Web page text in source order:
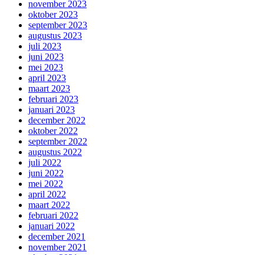
november 2023
oktober 2023
september 2023
augustus 2023
juli 2023
juni 2023
mei 2023
april 2023
maart 2023
februari 2023
januari 2023
december 2022
oktober 2022
september 2022
augustus 2022
juli 2022
juni 2022
mei 2022
april 2022
maart 2022
februari 2022
januari 2022
december 2021
november 2021